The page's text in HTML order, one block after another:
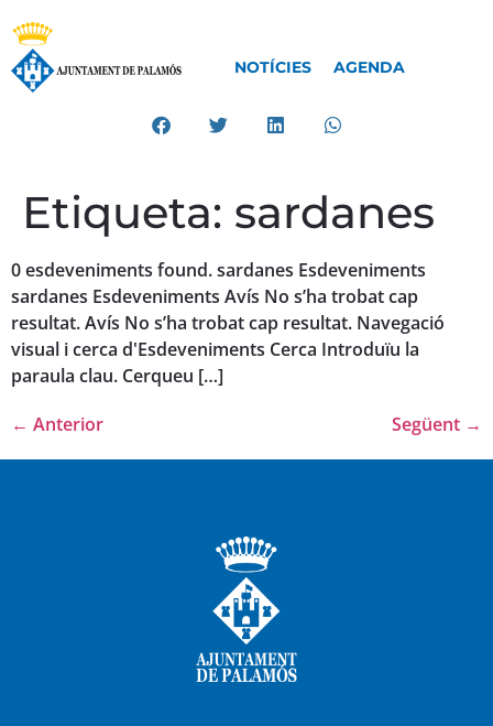
NOTÍCIES AGENDA
Etiqueta: sardanes
0 esdeveniments found. sardanes Esdeveniments
sardanes Esdeveniments Avís No s’ha trobat cap
resultat. Avís No s’ha trobat cap resultat. Navegació
visual i cerca d'Esdeveniments Cerca Introduïu la
paraula clau. Cerqueu […]
← Anterior Següent →